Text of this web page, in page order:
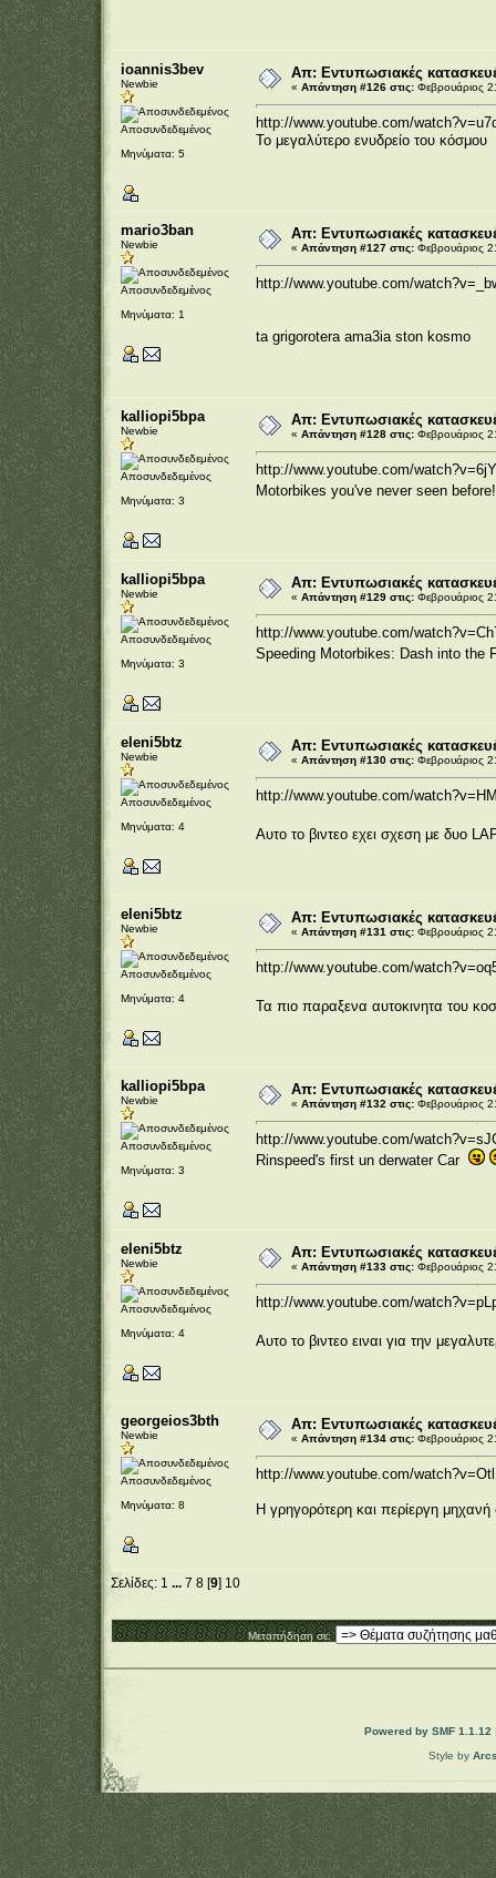
ioannis3bev
Newbie
Αποσυνδεδεμένος
Μηνύματα: 5
Απ: Εντυπωσιακές
« Απάντηση #126 στις:Φεβρουάριος
http://www.youtube.com/
Το μεγαλύτερο ενυδρείο του κόσμου
mario3ban
Newbie
Αποσυνδεδεμένος
Μηνύματα: 1
Απ: Εντυπωσιακές
« Απάντηση #127 στις:Φεβρουάριος
http://www.youtube.com/
ta grigorotera ama3ia ston kosmo
kalliopi5bpa
Newbie
Αποσυνδεδεμένος
Μηνύματα: 3
Απ: Εντυπωσιακές
« Απάντηση #128 στις:Φεβρουάριος
http://www.youtube.com/
Motorbikes you've never seen
kalliopi5bpa
Newbie
Αποσυνδεδεμένος
Μηνύματα: 3
Απ: Εντυπωσιακές
« Απάντηση #129 στις:Φεβρουάριος
http://www.youtube.com/
Speeding Motorbikes: Dash into the
eleni5btz
Newbie
Αποσυνδεδεμένος
Μηνύματα: 4
Απ: Εντυπωσιακές
« Απάντηση #130 στις:Φεβρουάριος
http://www.youtube.com/
Αυτο το βιντεο εχει σχεση με δυο
eleni5btz
Newbie
Αποσυνδεδεμένος
Μηνύματα: 4
Απ: Εντυπωσιακές
« Απάντηση #131 στις:Φεβρουάριος
http://www.youtube.com/
Τα πιο παραξενα αυτοκινητα του
kalliopi5bpa
Newbie
Αποσυνδεδεμένος
Μηνύματα: 3
Απ: Εντυπωσιακές
« Απάντηση #132 στις:Φεβρουάριος
http://www.youtube.com/
Rinspeed's first un derwater Car
eleni5btz
Newbie
Αποσυνδεδεμένος
Μηνύματα: 4
Απ: Εντυπωσιακές
« Απάντηση #133 στις:Φεβρουάριος
http://www.youtube.com/
Αυτο το βιντεο ειναι για την
georgeios3bth
Newbie
Αποσυνδεδεμένος
Μηνύματα: 8
Απ: Εντυπωσιακές
« Απάντηση #134 στις:Φεβρουάριος
http://www.youtube.com/
Η γρηγορότερη και περίεργη
Σελίδες: 1 ... 7 8[9] 10
Μεταπήδηση σε:
Powered by SMF 1.1.12
Style by